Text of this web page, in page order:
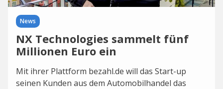
News
NX Technologies sammelt fünf
Millionen Euro ein
Mit ihrer Plattform bezahl.de will das Start-up
seinen Kunden aus dem Automobilhandel das